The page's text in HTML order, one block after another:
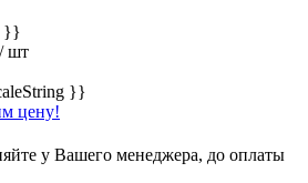
}}
/ шт
}}
цену!
у Вашего менеджера, до оплаты